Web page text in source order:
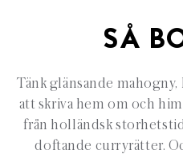
SÅ
Tänk glänsande
att skriva hem om och
från holländsk
doftande curryrätter.